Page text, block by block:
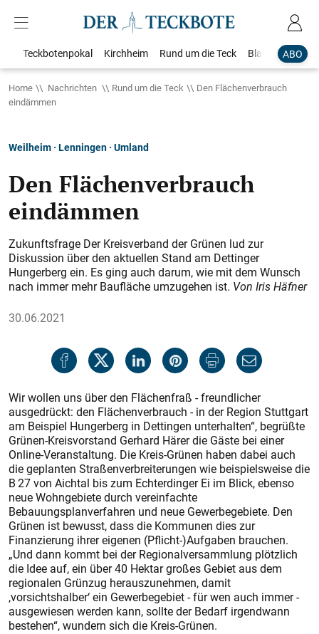
ABO
Teckbotenpokal Kirchheim Rund um die Teck Blaulicht
Home Nachrichten Rund um die Teck
Den Flächenverbrauch
eindämmen
Weilheim · Lenningen · Umland
Den Flächenverbrauch
eindämmen
Zukunftsfrage Der Kreisverband der Grünen lud zur
Diskussion über den aktuellen Stand am Dettinger
Hungerberg ein. Es ging auch darum, wie mit dem Wunsch
nach immer mehr Baufläche umzugehen ist. Von Iris Häfner
30.06.2021
Wir wollen uns über den Flächenfraß - freundlicher
ausgedrückt: den Flächenverbrauch - in der Region Stuttgart
am Beispiel Hungerberg in Dettingen unterhalten“, begrüßte
Grünen-Kreisvorstand Gerhard Härer die Gäste bei einer
Online-Veranstaltung. Die Kreis-Grünen haben dabei auch
die geplanten Straßenverbreiterungen wie beispielsweise die
B 27 von Aichtal bis zum Echterdinger Ei im Blick, ebenso
neue Wohngebiete durch vereinfachte
Bebauungsplanverfahren und neue Gewerbegebiete. Den
Grünen ist bewusst, dass die Kommunen dies zur
Finanzierung ihrer eigenen (Pflicht-)Aufgaben brauchen.
„Und dann kommt bei der Regionalversammlung plötzlich
die Idee auf, ein über 40 Hektar großes Gebiet aus dem
regionalen Grünzug herauszunehmen, damit
,vorsichtshalber‘ ein Gewerbegebiet - für wen auch immer -
ausgewiesen werden kann, sollte der Bedarf irgendwann
bestehen“, wundern sich die Kreis-Grünen.